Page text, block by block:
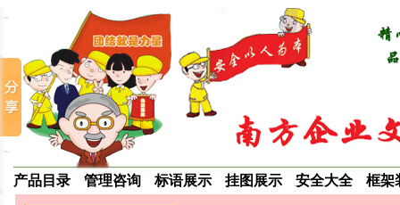
产品目录 管理咨询 标语展示 挂图展示 安全大全 框架
＝ 最新动态 ＝
我司长期提供品质宣传标语挂图海